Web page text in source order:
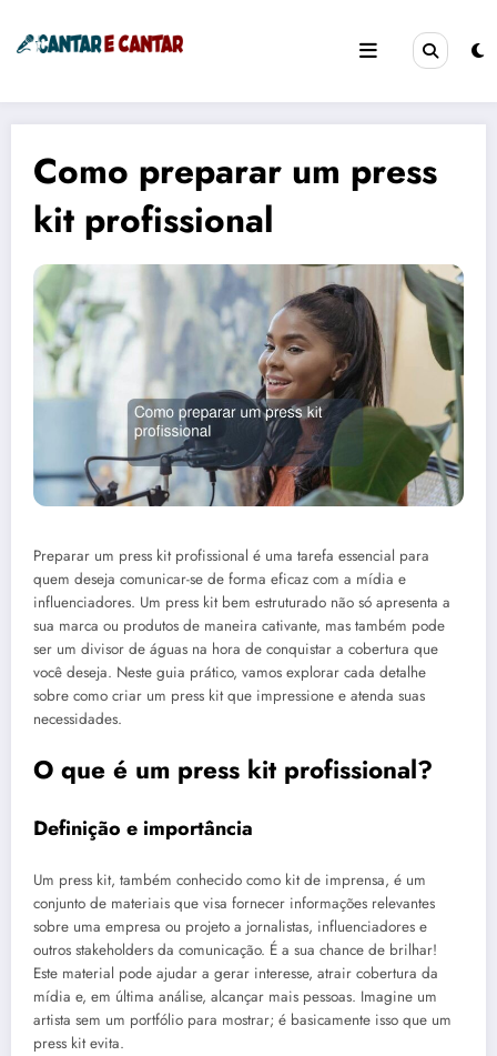
Como preparar um press
kit profissional
Preparar um press kit profissional é uma tarefa essencial para
quem deseja comunicar-se de forma eficaz com a mídia e
influenciadores. Um press kit bem estruturado não só apresenta a
sua marca ou produtos de maneira cativante, mas também pode
ser um divisor de águas na hora de conquistar a cobertura que
você deseja. Neste guia prático, vamos explorar cada detalhe
sobre como criar um press kit que impressione e atenda suas
necessidades.
O que é um press kit profissional?
Definição e importância
Um press kit, também conhecido como kit de imprensa, é um
conjunto de materiais que visa fornecer informações relevantes
sobre uma empresa ou projeto a jornalistas, influenciadores e
outros stakeholders da comunicação. É a sua chance de brilhar!
Este material pode ajudar a gerar interesse, atrair cobertura da
mídia e, em última análise, alcançar mais pessoas. Imagine um
artista sem um portfólio para mostrar; é basicamente isso que um
press kit evita.